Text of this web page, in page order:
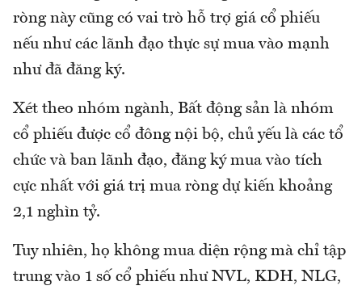
ròng này cũng có vai trò hỗ trợ giá cổ phiếu
nếu như các lãnh đạo thực sự mua vào mạnh
như đã đăng ký.
Xét theo nhóm ngành, Bất động sản là nhóm
cổ phiếu được cổ đông nội bộ, chủ yếu là các tổ
chức và ban lãnh đạo, đăng ký mua vào tích
cực nhất với giá trị mua ròng dự kiến khoảng
2,1 nghìn tỷ.
Tuy nhiên, họ không mua diện rộng mà chỉ tập
trung vào 1 số cổ phiếu như NVL, KDH, NLG,